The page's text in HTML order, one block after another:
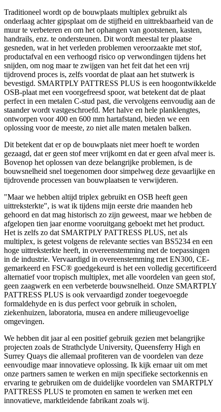
Traditioneel wordt op de bouwplaats multiplex gebruikt als
onderlaag achter gipsplaat om de stijfheid en uittrekbaarheid van de
muur te verbeteren en om het ophangen van gootstenen, kasten,
handrails, enz. te ondersteunen. Dit wordt meestal ter plaatse
gesneden, wat in het verleden problemen veroorzaakte met stof,
productafval en een verhoogd risico op verwondingen tijdens het
snijden, om nog maar te zwijgen van het feit dat het een vrij
tijdrovend proces is, zelfs voordat de plaat aan het stutwerk is
bevestigd. SMARTPLY PATTRESS PLUS is een hoogontwikkelde
OSB-plaat met een voorgefreesd spoor, wat betekent dat de plaat
perfect in een metalen C-stud past, die vervolgens eenvoudig aan de
staander wordt vastgeschroefd. Met halve en hele planklengtes,
ontworpen voor 400 en 600 mm hartafstand, bieden we een
oplossing voor de meeste, zo niet alle maten metalen balken.
Dit betekent dat er op de bouwplaats niet meer hoeft te worden
gezaagd, dat er geen stof meer vrijkomt en dat er geen afval meer is.
Bovenop het oplossen van deze belangrijke problemen, is de
bouwsnelheid snel toegenomen door simpelweg deze gevaarlijke en
tijdrovende processen van bouwplaatsen te verwijderen.
"Maar we hebben altijd triplex gebruikt en OSB heeft geen
uittreksterkte", is wat ik tijdens mijn eerste drie maanden heb
gehoord en dat mag historisch zo zijn geweest, maar we hebben de
afgelopen tien jaar enorme vooruitgang geboekt met het product.
Het is zelfs zo dat SMARTPLY PATTRESS PLUS, net als
multiplex, is getest volgens de relevante secties van BS5234 en een
hoge uittreksterkte heeft, in overeenstemming met de toepassingen
in de industrie. Vervaardigd in overeenstemming met EN300, CE-
gemarkeerd en FSC® goedgekeurd is het een volledig gecertificeerd
alternatief voor tropisch multiplex, met alle voordelen van geen stof,
geen zaagwerk en een verbeterde bouwsnelheid. Onze SMARTPLY
PATTRESS PLUS is ook vervaardigd zonder toegevoegde
formaldehyde en is dus perfect voor gebruik in scholen,
ziekenhuizen, laboratoria, musea en andere milieugevoelige
omgevingen.
We hebben dit jaar al een positief gebruik gezien met belangrijke
projecten zoals de Strathclyde University, Queensferry High en
Surrey Quays die allemaal profiteren van de voordelen van deze
eenvoudige maar innovatieve oplossing. Ik kijk ernaar uit om met
onze partners samen te werken en mijn specifieke sectorkennis en
ervaring te gebruiken om de duidelijke voordelen van SMARTPLY
PATTRESS PLUS te promoten en samen te werken met een
innovatieve, marktleidende fabrikant zoals wij.